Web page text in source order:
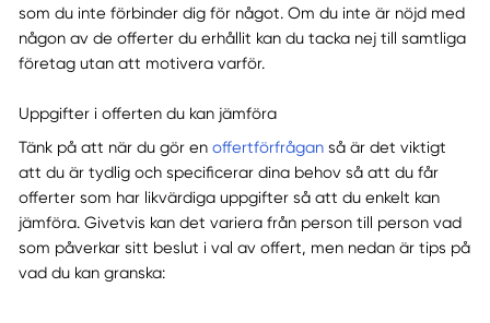
som du inte förbinder dig för något. Om du inte är nöjd med
någon av de offerter du erhållit kan du tacka nej till samtliga
företag utan att motivera varför.
Uppgifter i offerten du kan jämföra
Tänk på att när du gör en offertförfråganså är det viktigt
att du är tydlig och specificerar dina behov så att du får
offerter som har likvärdiga uppgifter så att du enkelt kan
jämföra. Givetvis kan det variera från person till person vad
som påverkar sitt beslut i val av offert, men nedan är tips på
vad du kan granska: